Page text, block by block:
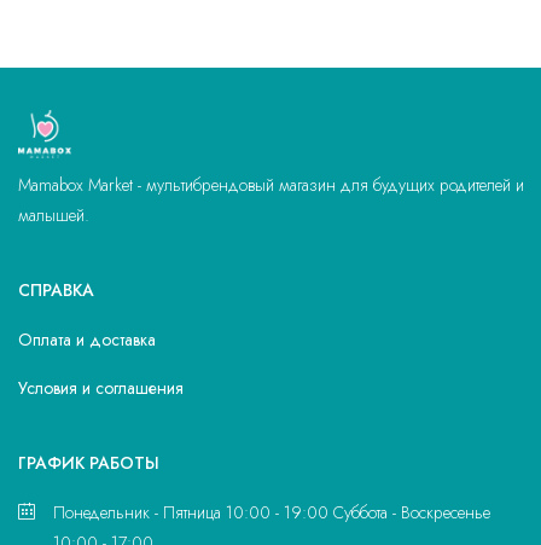
Mamabox Market - мультибрендовый магазин для будущих родителей и
малышей.
СПРАВКА
Оплата и доставка
Условия и соглашения
ГРАФИК РАБОТЫ
Понедельник - Пятница 10:00 - 19:00 Суббота - Воскресенье